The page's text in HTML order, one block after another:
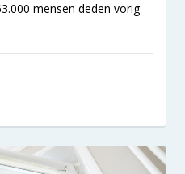
mensen deden vorig